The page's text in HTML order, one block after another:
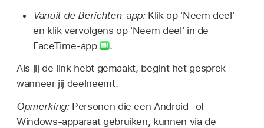
Vanuit de Berichten-app:Klik op 'Neem deel'
en klik vervolgens op 'Neem deel' in de
FaceTime-app
.
Als jij de link hebt gemaakt, begint het gesprek
wanneer jij deelneemt.
Opmerking: Personen die een Android- of
Windows-apparaat gebruiken, kunnen via de